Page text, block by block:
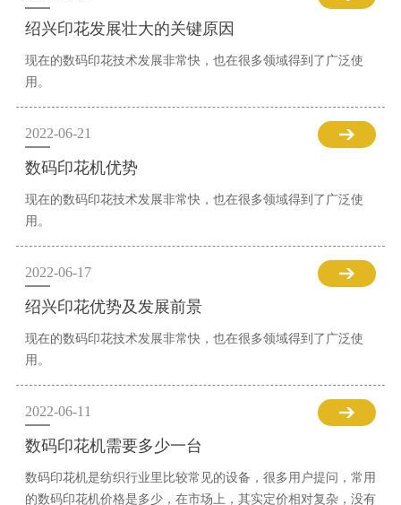
绍兴印花发展壮大的关键原因
现在的数码印花技术发展非常快，也在很多领域得到了广泛使
用。
2022-06-21
数码印花机优势
现在的数码印花技术发展非常快，也在很多领域得到了广泛使
用。
2022-06-17
绍兴印花优势及发展前景
现在的数码印花技术发展非常快，也在很多领域得到了广泛使
用。
2022-06-11
数码印花机需要多少一台
数码印花机是纺织行业里比较常见的设备，很多用户提问，常用
的数码印花机价格是多少，在市场上，其实定价相对复杂，没有